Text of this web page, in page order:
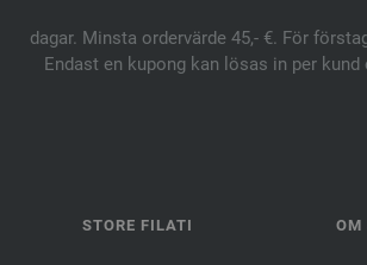
dagar. Minsta ordervärde 45,- €. För
Endast en kupong kan lösas in per
STORE FILATI OM